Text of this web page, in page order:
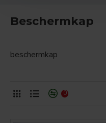
Beschermkap
beschermkap
0